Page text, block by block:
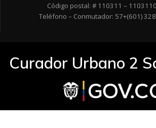
Código postal: # 110311 –
Teléfono – Conmutador: 57+(601)
Curador Urbano 2